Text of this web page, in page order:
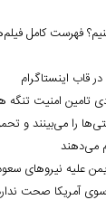
فهرست کامل
قاب اینستاگرام
تامین امنیت
را می‌بینند و
می‌دهند
علیه نیروهای
سوی آمریکا صحت